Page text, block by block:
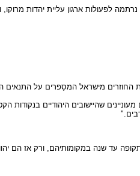
מישראל המסַפרים על התנאים
שהיישובים היהודיים בנקודות
עד שנה במקומותיהם, ורק אז הם